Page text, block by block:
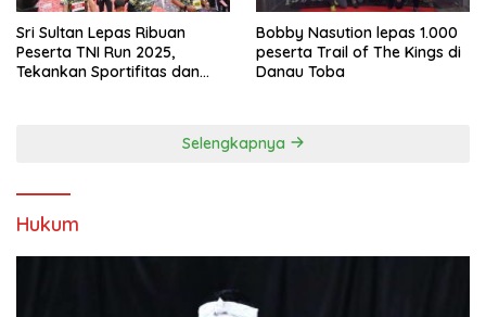
Sri Sultan Lepas Ribuan
Peserta TNI Run 2025,
Tekankan Sportifitas dan
Bobby Nasution lepas 1.000
peserta Trail of The Kings di
Danau Toba
Selengkapnya
Hukum